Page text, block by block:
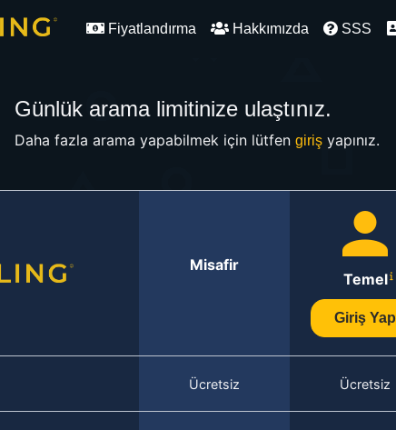
Fiyatlandırma Hakkımızda SSS
Günlük arama limitinize ulaştınız.
Daha fazla arama yapabilmek için lütfen girişyapınız.
Misafir
Temel
Giriş Yap
Ücretsiz Ücretsiz